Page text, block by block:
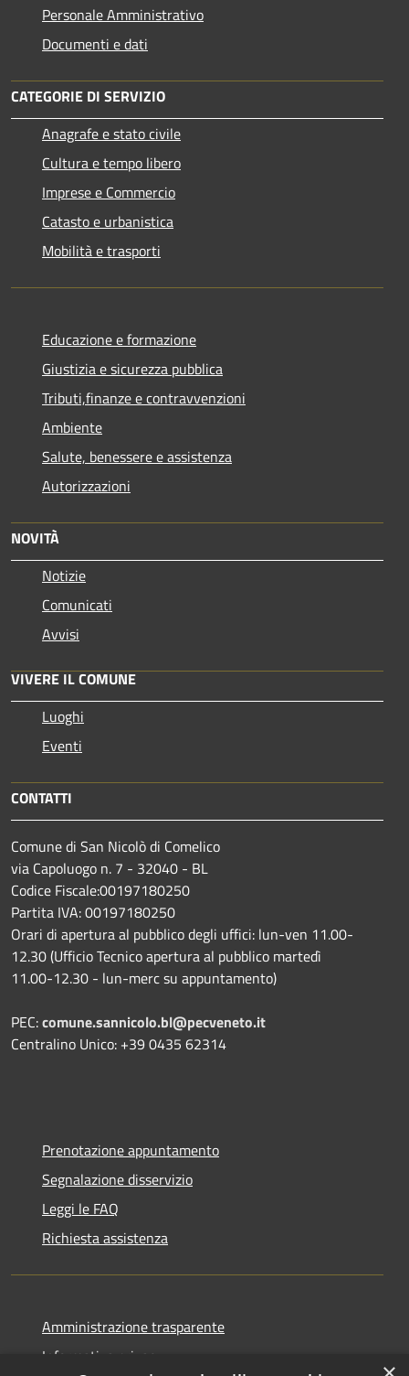
Personale Amministrativo
Documenti e dati
CATEGORIE DI SERVIZIO
Anagrafe e stato civile
Cultura e tempo libero
Imprese e Commercio
Catasto e urbanistica
Mobilità e trasporti
Educazione e formazione
Giustizia e sicurezza pubblica
Tributi,finanze e contravvenzioni
Ambiente
Salute, benessere e assistenza
Autorizzazioni
NOVITÀ
Notizie
Comunicati
Avvisi
VIVERE IL COMUNE
Luoghi
Eventi
CONTATTI
Comune di San Nicolò di Comelico
via Capoluogo n. 7 - 32040 - BL
Codice Fiscale:00197180250
Partita IVA: 00197180250
Orari di apertura al pubblico degli uffici: lun-ven 11.00-
12.30 (Ufficio Tecnico apertura al pubblico martedì
11.00-12.30 - lun-merc su appuntamento)
PEC:comune.sannicolo.bl@pecveneto.it
Centralino Unico: +39 0435 62314
Prenotazione appuntamento
Segnalazione disservizio
Leggi le FAQ
Richiesta assistenza
Amministrazione trasparente
Informativa privacy